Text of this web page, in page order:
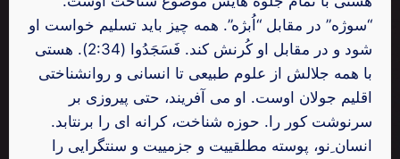
“سوژه” در مقابل “اُبژه”. همه چیز باید تسلیم خواست او
شود و در مقابل او کُرنش کند. فَسَجَدُوا (2:34). هستی
با همه جلالش از علوم طبیعی تا انسانی و روانشناختی
اقلیم جولان اوست. او می آفریند، حتی پیروزی بر
سرنوشت کور را. حوزه شناخت، کرانه ای را برنتابد.
انسان ِنو، پوسته مطلقییت و جزمییت و سنتگرایی را